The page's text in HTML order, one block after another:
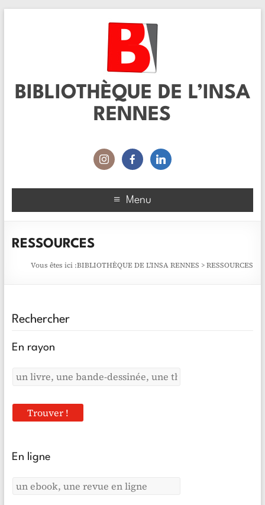
BIBLIOTHÈQUE DE L’INSA
RENNES
Menu
RESSOURCES
Vous êtes ici :BIBLIOTHÈQUE DE L'INSA RENNES >RESSOURCES
Rechercher
En rayon
En ligne